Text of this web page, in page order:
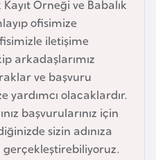
Örneği ve Babalık
ofisimize
iletişime
arkadaşlarımız
ve başvuru
yardımcı olacaklardır.
başvurularınız için
sizin adınıza
gerçekleştirebiliyoruz.